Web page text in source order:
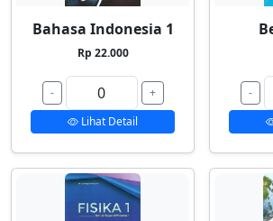
Bahasa Indonesia 1
Rp 22.000
-
+
Lihat Detail
-